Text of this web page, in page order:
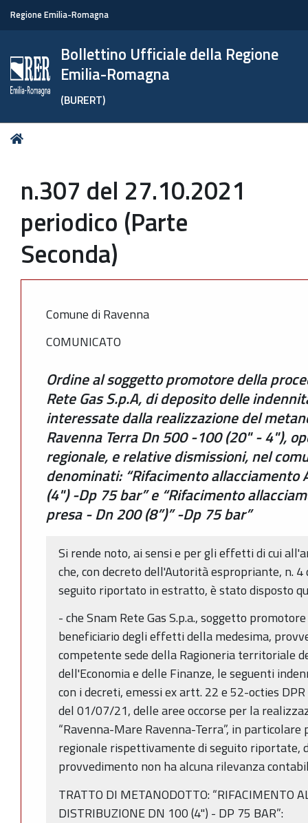
Regione Emilia-Romagna
Bollettino Ufficiale della Regione
Emilia-Romagna
(BURERT)
Tu
n.307 del 27.10.2021
periodico (Parte
Seconda)
Comune di Ravenna
COMUNICATO
Ordine al soggetto promotore della
Rete Gas S.p.A, di deposito delle
interessate dalla realizzazione del
Ravenna Terra Dn 500 -100 (20" - 4"),
regionale, e relative dismissioni, nel
denominati: “Rifacimento allacciamento
(4") -Dp 75 bar” e “Rifacimento
presa - Dn 200 (8”)” -Dp 75 bar”
Si rende noto, ai sensi e per gli effetti di cui
che, con decreto dell'Autorità espropriante, n.
seguito riportato in estratto, è stato disposto
- che Snam Rete Gas S.p.a., soggetto
beneficiario degli effetti della medesima,
competente sede della Ragioneria territoriale
dell'Economia e delle Finanze, le seguenti
con i decreti, emessi ex artt. 22 e 52-octies
del 01/07/21, delle aree occorse per la
“Ravenna-Mare Ravenna-Terra”, in
regionale rispettivamente di seguito riportate,
provvedimento non ha alcuna rilevanza
TRATTO DI METANODOTTO: “RIFACIMENTO
DISTRIBUZIONE DN 100 (4") - DP 75 BAR”: